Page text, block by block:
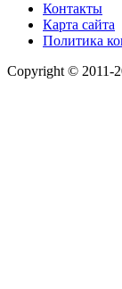
Контакты
Карта сайта
Политика
Copyright © 2011-